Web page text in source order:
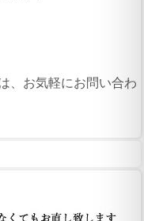
、お気軽にお問い合わ